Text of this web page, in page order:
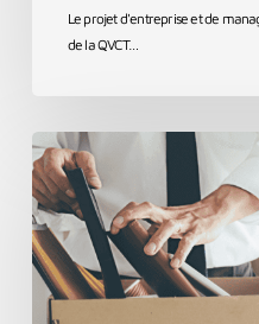
Le projet d'entreprise et de
de la QVCT…
Salarié
boomerang
:
et
si
le
meilleur